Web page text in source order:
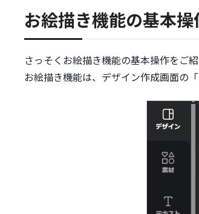
お絵描き機能の基本操
さっそくお絵描き機能の基本操作をご紹
お絵描き機能は、デザイン作成画面の